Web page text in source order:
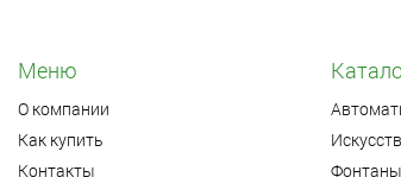
Меню
О компании
Как купить
Контакты